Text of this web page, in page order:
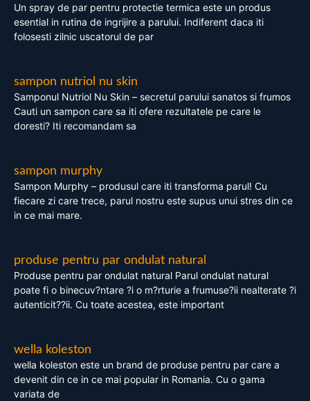
Un spray de par pentru protectie termica este un produs
esential in rutina de ingrijire a parului. Indiferent daca iti
folosesti zilnic uscatorul de par
sampon nutriol nu skin
Samponul Nutriol Nu Skin – secretul parului sanatos si frumos
Cauti un sampon care sa iti ofere rezultatele pe care le
doresti? Iti recomandam sa
sampon murphy
Sampon Murphy – produsul care iti transforma parul! Cu
fiecare zi care trece, parul nostru este supus unui stres din ce
in ce mai mare.
produse pentru par ondulat natural
Produse pentru par ondulat natural Parul ondulat natural
poate fi o binecuv?ntare ?i o m?rturie a frumuse?ii nealterate ?i
autenticit??ii. Cu toate acestea, este important
wella koleston
wella koleston este un brand de produse pentru par care a
devenit din ce in ce mai popular in Romania. Cu o gama
variata de